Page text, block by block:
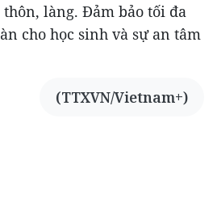
làng. Đảm bảo tối đa
cho học sinh và sự an tâm
(TTXVN/Vietnam+)